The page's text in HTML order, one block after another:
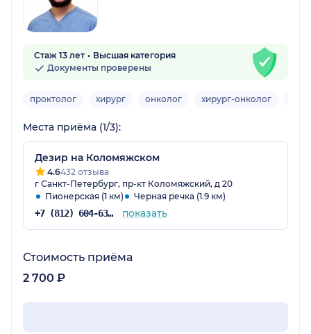
Стаж 13 лет
Высшая категория
Документы проверены
проктолог хирург онколог хирург-онколог
Места приёма (1/3):
Дезир на Коломяжском
4.6432 отзыва
г Санкт-Петербург, пр-кт Коломяжский, д 20
Пионерская (1 км)
Черная речка (1.9 км)
+7 (812) 604-63-57 показать
Стоимость приёма
2 700 ₽